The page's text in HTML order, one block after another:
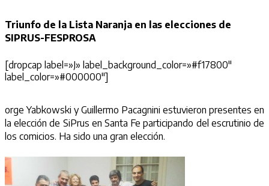
Triunfo de la Lista Naranja en las elecciones de
SIPRUS-FESPROSA
[dropcap label=»J» label_background_color=»#f17800″
label_color=»#000000″]
orge Yabkowski y Guillermo Pacagnini estuvieron presentes en
la elección de SiPrus en Santa Fe participando del escrutinio de
los comicios. Ha sido una gran elección.